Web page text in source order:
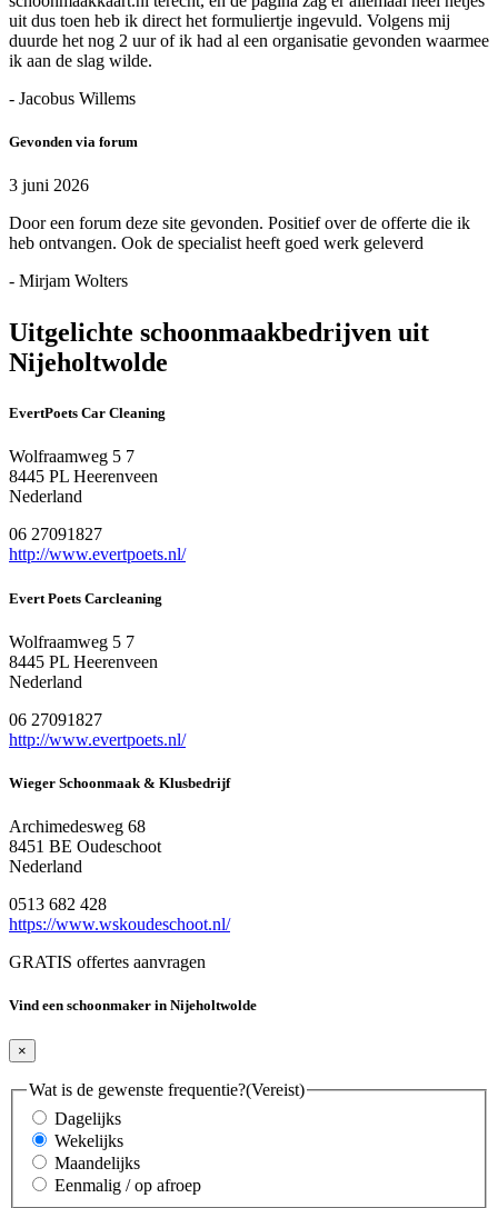
uit dus toen heb ik direct het formuliertje ingevuld. Volgens mij
duurde het nog 2 uur of ik had al een organisatie gevonden waarmee
ik aan de slag wilde.
- Jacobus Willems
Gevonden via forum
3 juni 2026
Door een forum deze site gevonden. Positief over de offerte die ik
heb ontvangen. Ook de specialist heeft goed werk geleverd
- Mirjam Wolters
Uitgelichte schoonmaakbedrijven uit
Nijeholtwolde
EvertPoets Car Cleaning
Wolfraamweg 5 7
8445 PL Heerenveen
Nederland
06 27091827
http://www.evertpoets.nl/
Evert Poets Carcleaning
Wolfraamweg 5 7
8445 PL Heerenveen
Nederland
06 27091827
http://www.evertpoets.nl/
Wieger Schoonmaak & Klusbedrijf
Archimedesweg 68
8451 BE Oudeschoot
Nederland
0513 682 428
https://www.wskoudeschoot.nl/
GRATIS offertes aanvragen
Vind een schoonmaker in Nijeholtwolde
×
Wat is de gewenste frequentie?(Vereist)
Dagelijks
Wekelijks
Maandelijks
Eenmalig / op afroep